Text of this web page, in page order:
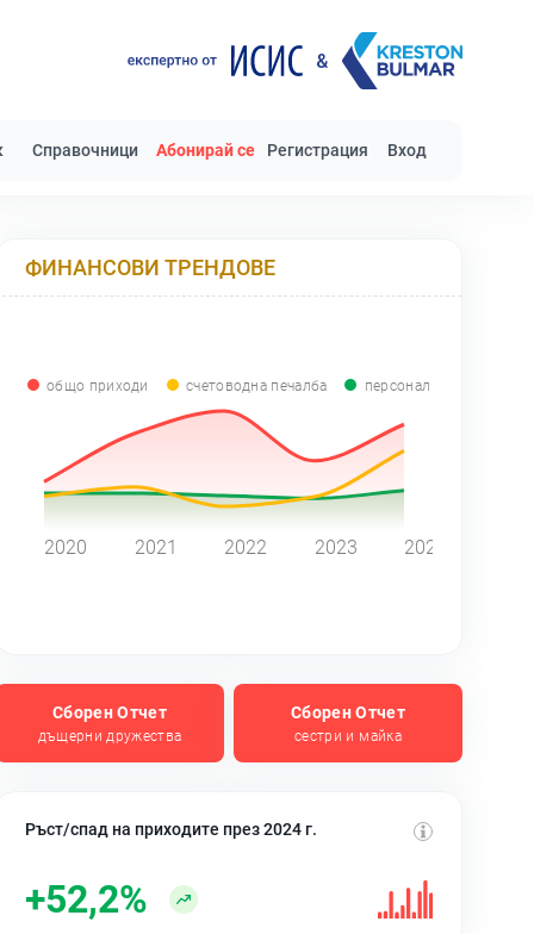
Справочници Абонирай се Регистрация Вход
ФИНАНСОВИ ТРЕНДОВЕ
общо приходи счетоводна печалба персонал
2020 2021 2022 2023 2024
Сборен Отчет
дъщерни дружества
Сборен Отчет
сестри и майка
Ръст/спад на приходите през 2024 г.
+52,2%